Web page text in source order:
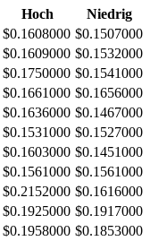
Hoch
Niedrig
$0.1608000 $0.1507000
$0.1609000 $0.1532000
$0.1750000 $0.1541000
$0.1661000 $0.1656000
$0.1636000 $0.1467000
$0.1531000 $0.1527000
$0.1603000 $0.1451000
$0.1561000 $0.1561000
$0.2152000 $0.1616000
$0.1925000 $0.1917000
$0.1958000 $0.1853000